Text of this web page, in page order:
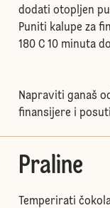
dodati otopljen
Puniti kalupe za
180 C 10 minuta
Napraviti ganaš
finansijere i
Praline
Temperirati